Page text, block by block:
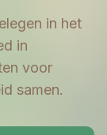
in het
in
voor
samen.